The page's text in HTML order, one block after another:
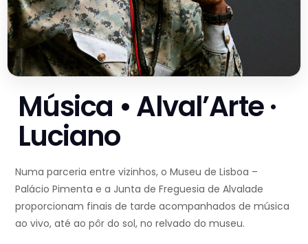
Música • Alval’Arte ·
Luciano
Numa parceria entre vizinhos, o Museu de Lisboa –
Palácio Pimenta e a Junta de Freguesia de Alvalade
proporcionam finais de tarde acompanhados de música
ao vivo, até ao pôr do sol, no relvado do museu.